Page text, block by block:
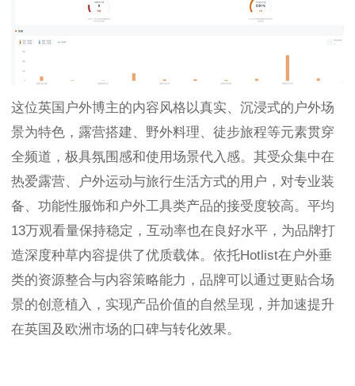
这位英国户外博主的内容风格以真实、沉浸式的户外场
景为特色，露营搭建、野外料理、徒步旅程等元素贯穿
全频道，极具氛围感和使用场景代入感。其受众集中在
热爱露营、户外运动与旅行生活方式的用户，对专业装
备、功能性服饰和户外工具类产品的接受度较高。平均
13万观看量保持稳定，互动率也在良好水平，为品牌打
造深度种草内容提供了优质载体。依托Hotlist在户外垂
类的资源整合与内容策略能力，品牌可以通过更贴合场
景的创意植入，实现产品价值的自然呈现，并加速提升
在英国及欧洲市场的口碑与转化效果。